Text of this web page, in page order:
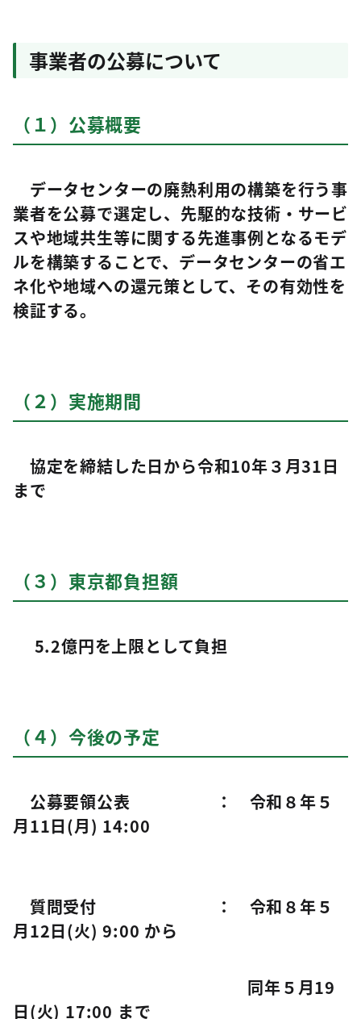
事業者の公募について
（１）公募概要
データセンターの廃熱利用の構築を行う事
業者を公募で選定し、先駆的な技術・サービ
スや地域共生等に関する先進事例となるモデ
ルを構築することで、データセンターの省エ
ネ化や地域への還元策として、その有効性を
検証する。
（２）実施期間
協定を締結した日から令和10年３月31日
まで
（３）東京都負担額
5.2億円を上限として負担
（４）今後の予定
公募要領公表 ： 令和８年５
月11日(月) 14:00
質問受付 ： 令和８年５
月12日(火) 9:00 から
同年５月19
日(火) 17:00 まで